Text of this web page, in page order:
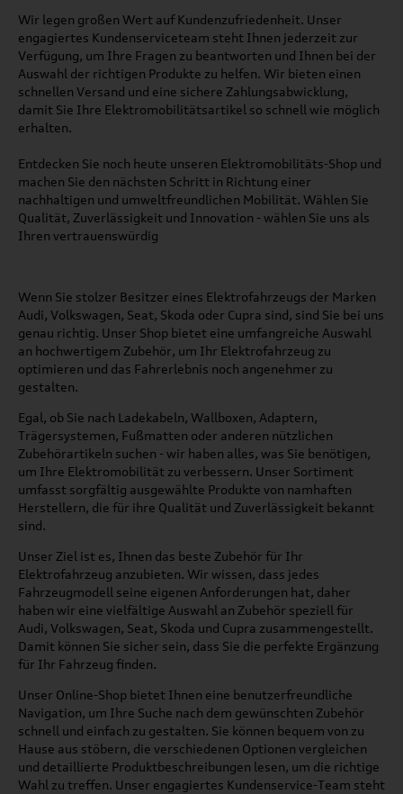
Wir legen großen Wert auf Kundenzufriedenheit. Unser
engagiertes Kundenserviceteam steht Ihnen jederzeit zur
Verfügung, um Ihre Fragen zu beantworten und Ihnen bei der
Auswahl der richtigen Produkte zu helfen. Wir bieten einen
schnellen Versand und eine sichere Zahlungsabwicklung,
damit Sie Ihre Elektromobilitätsartikel so schnell wie möglich
erhalten.
Entdecken Sie noch heute unseren Elektromobilitäts-Shop und
machen Sie den nächsten Schritt in Richtung einer
nachhaltigen und umweltfreundlichen Mobilität. Wählen Sie
Qualität, Zuverlässigkeit und Innovation - wählen Sie uns als
Ihren vertrauenswürdig
Wenn Sie stolzer Besitzer eines Elektrofahrzeugs der Marken
Audi, Volkswagen, Seat, Skoda oder Cupra sind, sind Sie bei uns
genau richtig. Unser Shop bietet eine umfangreiche Auswahl
an hochwertigem Zubehör, um Ihr Elektrofahrzeug zu
optimieren und das Fahrerlebnis noch angenehmer zu
gestalten.
Egal, ob Sie nach Ladekabeln, Wallboxen, Adaptern,
Trägersystemen, Fußmatten oder anderen nützlichen
Zubehörartikeln suchen - wir haben alles, was Sie benötigen,
um Ihre Elektromobilität zu verbessern. Unser Sortiment
umfasst sorgfältig ausgewählte Produkte von namhaften
Herstellern, die für ihre Qualität und Zuverlässigkeit bekannt
sind.
Unser Ziel ist es, Ihnen das beste Zubehör für Ihr
Elektrofahrzeug anzubieten. Wir wissen, dass jedes
Fahrzeugmodell seine eigenen Anforderungen hat, daher
haben wir eine vielfältige Auswahl an Zubehör speziell für
Audi, Volkswagen, Seat, Skoda und Cupra zusammengestellt.
Damit können Sie sicher sein, dass Sie die perfekte Ergänzung
für Ihr Fahrzeug finden.
Unser Online-Shop bietet Ihnen eine benutzerfreundliche
Navigation, um Ihre Suche nach dem gewünschten Zubehör
schnell und einfach zu gestalten. Sie können bequem von zu
Hause aus stöbern, die verschiedenen Optionen vergleichen
und detaillierte Produktbeschreibungen lesen, um die richtige
Wahl zu treffen. Unser engagiertes Kundenservice-Team steht